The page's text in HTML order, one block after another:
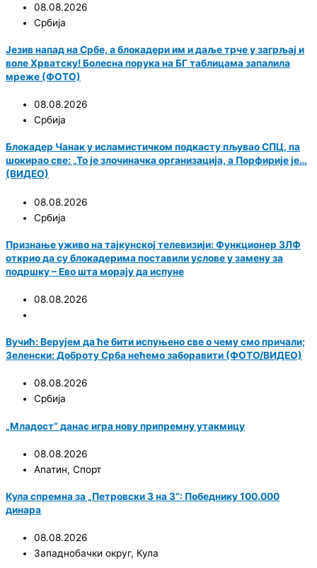
08.08.2026
Србија
Језив напад на Србе, а блокадери им и даље трче у загрљај и
воле Хрватску! Болесна порука на БГ таблицама запалила
мреже (ФОТО)
08.08.2026
Србија
Блокадер Чанак у исламистичком подкасту пљувао СПЦ, па
шокирао све: „То је злочиначка организација, а Порфирије је…
(ВИДЕО)
08.08.2026
Србија
Признање уживо на тајкунској телевизији: Функционер ЗЛФ
открио да су блокадерима поставили услове у замену за
подршку – Ево шта морају да испуне
08.08.2026
Вучић: Верујем да ће бити испуњено све о чему смо причали;
Зеленски: Доброту Срба нећемо заборавити (ФОТО/ВИДЕО)
08.08.2026
Србија
„Младост“ данас игра нову припремну утакмицу
08.08.2026
Апатин, Спорт
Кула спремна за „Петровски 3 на 3“: Победнику 100.000
динара
08.08.2026
Западнобачки округ, Кула